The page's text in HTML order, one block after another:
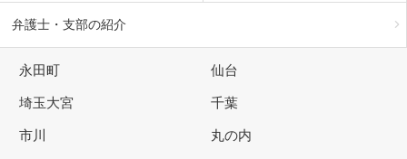
弁護士・支部の紹介
永田町 仙台
埼玉大宮 千葉
市川 丸の内